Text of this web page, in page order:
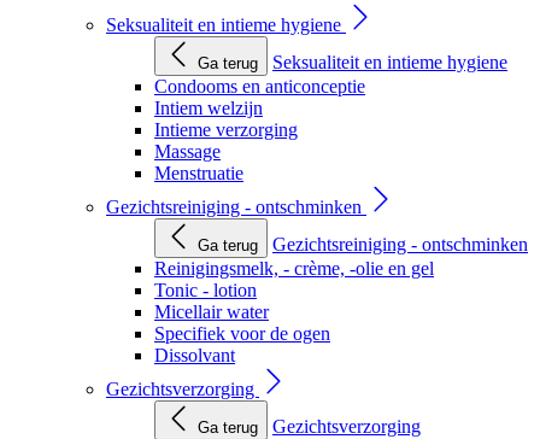
Seksualiteit en intieme hygiene
Ga terug
Seksualiteit en intieme hygiene
Condooms en anticonceptie
Intiem welzijn
Intieme verzorging
Massage
Menstruatie
Gezichtsreiniging - ontschminken
Ga terug
Gezichtsreiniging - ontschminken
Reinigingsmelk, - crème, -olie en gel
Tonic - lotion
Micellair water
Specifiek voor de ogen
Dissolvant
Gezichtsverzorging
Ga terug
Gezichtsverzorging